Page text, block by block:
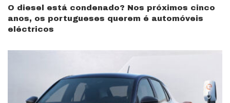
O diesel está condenado? Nos próximos cinco
anos, os portugueses querem é automóveis
eléctricos